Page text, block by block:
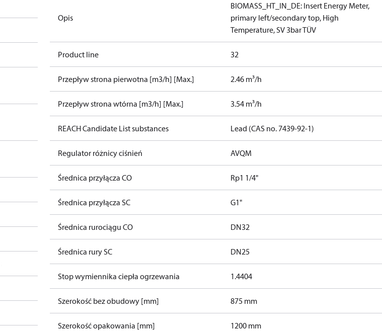
Opis
BIOMASS_HT_IN_DE: Insert Energy Meter,
primary left/secondary top, High
Temperature, SV 3bar TÜV
Product line 32
Przepływ strona pierwotna [m3/h] [Max.] 2.46 m³/h
Przepływ strona wtórna [m3/h] [Max.] 3.54 m³/h
REACH Candidate List substances Lead (CAS no. 7439-92-1)
Regulator różnicy ciśnień AVQM
Średnica przyłącza CO Rp1 1/4"
Średnica przyłącza SC G1"
Średnica rurociągu CO DN32
Średnica rury SC DN25
Stop wymiennika ciepła ogrzewania 1.4404
Szerokość bez obudowy [mm] 875 mm
Szerokość opakowania [mm] 1200 mm